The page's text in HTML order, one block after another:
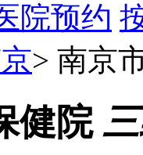
院预约
> 南京
健院